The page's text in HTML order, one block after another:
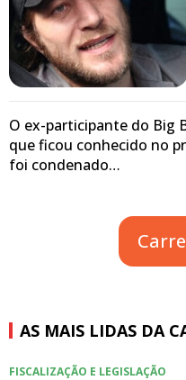
O ex-participante do Big
que ficou conhecido no
foi condenado…
AS MAIS LIDAS DA
FISCALIZAÇÃO E LEGISLAÇÃO